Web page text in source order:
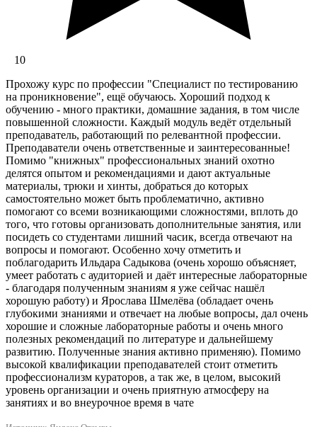
10
Прохожу курс по профессии "Специалист по тестированию
на проникновение", ещё обучаюсь. Хороший подход к
обучению - много практики, домашние задания, в том числе
повышенной сложности. Каждый модуль ведёт отдельный
преподаватель, работающий по релевантной профессии.
Преподаватели очень ответственные и заинтересованные!
Помимо "книжных" профессиональных знаний охотно
делятся опытом и рекомендациями и дают актуальные
материалы, трюки и хинты, добраться до которых
самостоятельно может быть проблематично, активно
помогают со всеми возникающими сложностями, вплоть до
того, что готовы организовать дополнительные занятия, или
посидеть со студентами лишний часик, всегда отвечают на
вопросы и помогают. Особенно хочу отметить и
поблагодарить Ильдара Садыкова (очень хорошо объясняет,
умеет работать с аудиторией и даёт интересные лабораторные
- благодаря полученным знаниям я уже сейчас нашёл
хорошую работу) и Ярослава Шмелёва (обладает очень
глубокими знаниями и отвечает на любые вопросы, дал очень
хорошие и сложные лабораторные работы и очень много
полезных рекомендаций по литературе и дальнейшему
развитию. Полученные знания активно применяю). Помимо
высокой квалификации преподавателей стоит отметить
профессионализм кураторов, а так же, в целом, высокий
уровень организации и очень приятную атмосферу на
занятиях и во внеурочное время в чате